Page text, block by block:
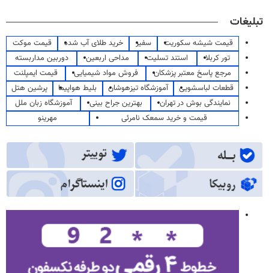
تبلیغات
قیمت شیشه سکوریت سفیر خرید طلای آب شده
قیمت موکت
تور کربلا
استند تسلیت مداحی اربعین
دوربین مداربسته
مرجع پاسخ معتبر پزشکان
فروش مواد شیمیایی
قیمت ایمپلنت
قطعات لباسشویی
آموزشگاه تیزهوشان بلیط هواپیما
پرشین هتل
نمایندگی بوش در تهران
بهترین جراح بینی
آموزشگاه زبان ملل
قیمت و خرید سمعک نامرئی
مهرینو